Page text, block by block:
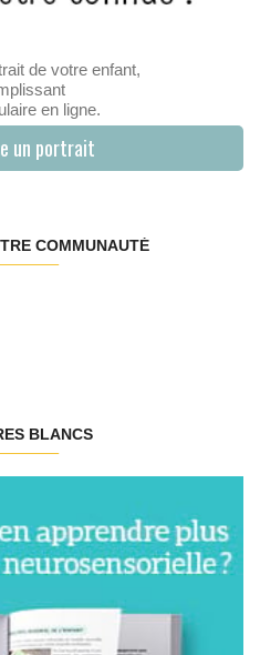
de votre enfant,
en ligne.
un portrait
COMMUNAUTÉ
BLANCS